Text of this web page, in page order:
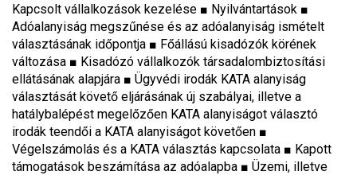
Kapcsolt vállalkozások kezelése ■ Nyilvántartások ■
Adóalanyiság megszűnése és az adóalanyiság ismételt
választásának időpontja ■ Főállású kisadózók körének
változása ■ Kisadózó vállalkozók társadalombiztosítási
ellátásának alapjára ■ Ügyvédi irodák KATA alanyiság
választását követő eljárásának új szabályai, illetve a
hatálybalépést megelőzően KATA alanyiságot választó
irodák teendői a KATA alanyiságot követően ■
Végelszámolás és a KATA választás kapcsolata ■ Kapott
támogatások beszámítása az adóalapba ■ Üzemi, illetve